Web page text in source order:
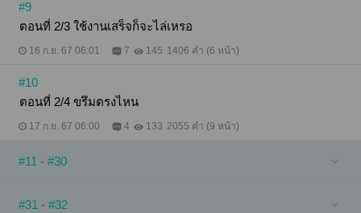
#9
ตอนที่ 2/3 ใช้งานเสร็จก็จะไล่เหรอ
16 ก.ย. 67 06:01 7 145 1406 คำ (6 หน้า)
#10
ตอนที่ 2/4 ขรึมตรงไหน
17 ก.ย. 67 06:00 4 133 2055 คำ (9 หน้า)
#11 - #30
#31 - #32